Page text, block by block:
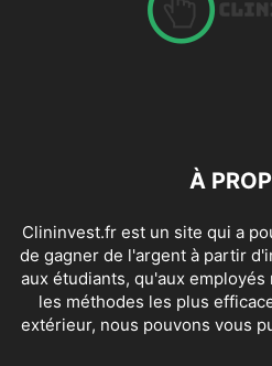
À
Clininvest.fr est un site qui a
de gagner de l'argent à partir
aux étudiants, qu'aux
les méthodes les plus
extérieur, nous pouvons vous